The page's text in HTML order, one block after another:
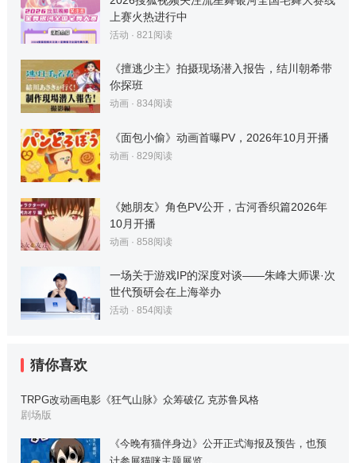
上赛火热进行中
活动 · 821 阅读
《擅逃少主》拍摄现场潜入报告，结川朝希带
你探班
动画· 834阅读
《面包小偷》动画首曝PV，2026年10月开播
动画· 829阅读
《她朋友》角色PV公开，古河香织篇2026年
10月开播
动画· 858阅读
一场关于游戏IP的深度对谈——朱峰大师课·次
世代预研会在上海举办
活动 · 854阅读
猜你喜欢
TRPG改动画电影《狂气山脉》众筹破亿 克苏鲁风格
剧场版
《今晚有猫伴身边》公开正式海报及预告，也预